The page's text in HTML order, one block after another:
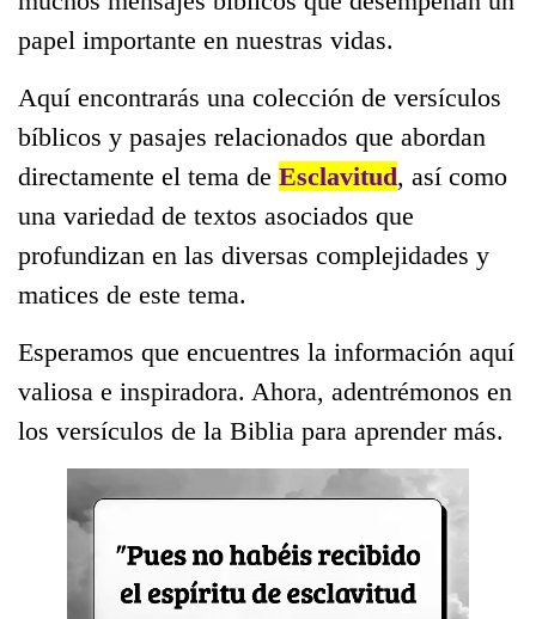
papel importante en nuestras vidas.
Aquí encontrarás una colección de versículos
bíblicos y pasajes relacionados que abordan
directamente el tema de Esclavitud, así como
una variedad de textos asociados que
profundizan en las diversas complejidades y
matices de este tema.
Esperamos que encuentres la información aquí
valiosa e inspiradora. Ahora, adentrémonos en
los versículos de la Biblia para aprender más.